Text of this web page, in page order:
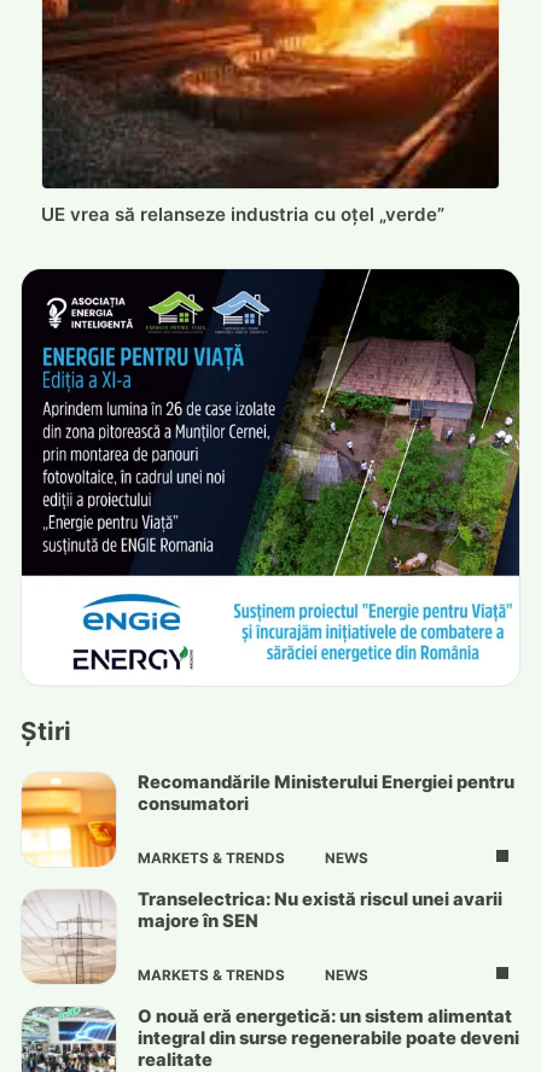
UE vrea să relanseze industria cu oțel „verde”
Știri
Recomandările Ministerului Energiei pentru
consumatori
MARKETS & TRENDS NEWS
Transelectrica: Nu există riscul unei avarii
majore în SEN
MARKETS & TRENDS NEWS
O nouă eră energetică: un sistem alimentat
integral din surse regenerabile poate deveni
realitate